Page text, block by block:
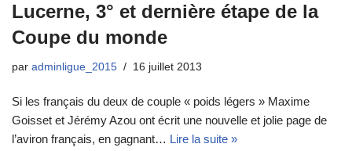
Lucerne, 3° et dernière étape de la
Coupe du monde
par adminligue_2015 16 juillet 2013
Si les français du deux de couple « poids légers » Maxime
Goisset et Jérémy Azou ont écrit une nouvelle et jolie page de
l’aviron français, en gagnant… Lire la suite »